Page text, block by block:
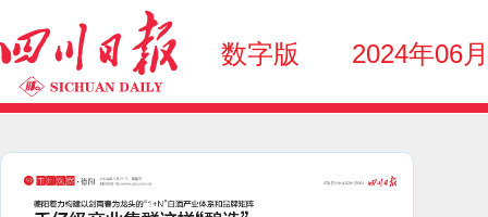
数字版 2024年06